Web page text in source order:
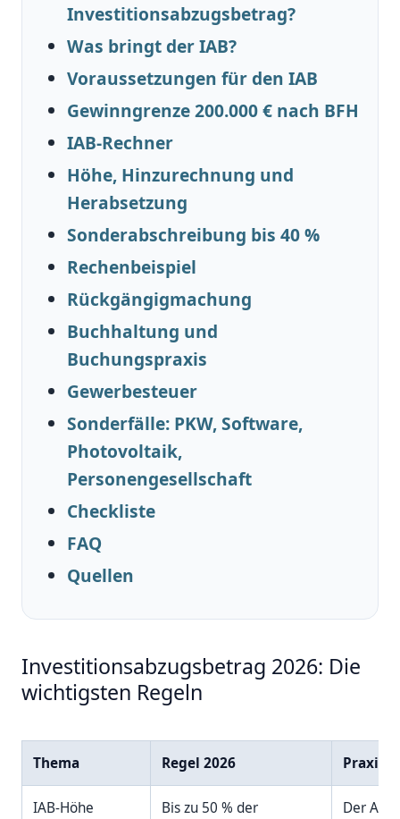
Investitionsabzugsbetrag?
Was bringt der IAB?
Voraussetzungen für den IAB
Gewinngrenze 200.000 € nach BFH
IAB-Rechner
Höhe, Hinzurechnung und
Herabsetzung
Sonderabschreibung bis 40 %
Rechenbeispiel
Rückgängigmachung
Buchhaltung und
Buchungspraxis
Gewerbesteuer
Sonderfälle: PKW, Software,
Photovoltaik,
Personengesellschaft
Checkliste
FAQ
Quellen
Investitionsabzugsbetrag 2026: Die
wichtigsten Regeln
Thema Regel 2026 Praxis-
IAB-Höhe
Bis zu 50 % der
Der